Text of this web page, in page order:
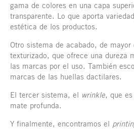
gama de colores en una capa
transparente. Lo que aporta
estética de los productos.
Otro sistema de acabado, de
texturizado, que ofrece una dureza
las marcas por el uso. También
marcas de las huellas dactilares.
El tercer sistema, el wrinkle, que
mate profunda.
Y finalmente, encontramos el